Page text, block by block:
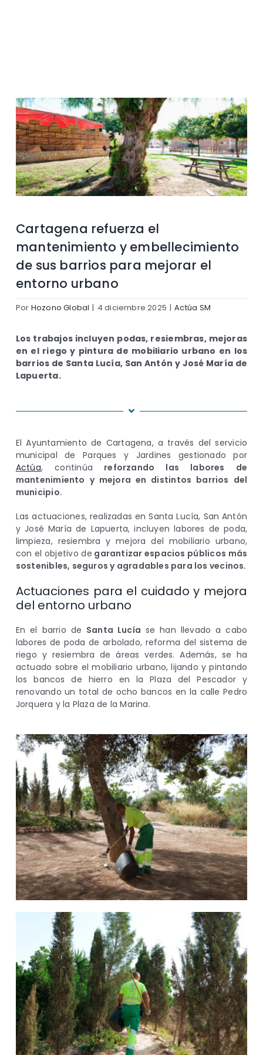
Cartagena refuerza el
mantenimiento y embellecimiento
de sus barrios para mejorar el
entorno urbano
Por Hozono Global | 4 diciembre 2025 | Actúa SM
Los trabajos incluyen podas, resiembras, mejoras
en el riego y pintura de mobiliario urbano en los
barrios de Santa Lucía, San Antón y José María de
Lapuerta.
El Ayuntamiento de Cartagena, a través del servicio
municipal de Parques y Jardines gestionado por
Actúa, continúa reforzando las labores de
mantenimiento y mejora en distintos barrios del
municipio.
Las actuaciones, realizadas en Santa Lucía, San Antón
y José María de Lapuerta, incluyen labores de poda,
limpieza, resiembra y mejora del mobiliario urbano,
con el objetivo de garantizar espacios públicos más
sostenibles, seguros y agradables para los vecinos.
Actuaciones para el cuidado y mejora
del entorno urbano
En el barrio de Santa Lucía se han llevado a cabo
labores de poda de arbolado, reforma del sistema de
riego y resiembra de áreas verdes. Además, se ha
actuado sobre el mobiliario urbano, lijando y pintando
los bancos de hierro en la Plaza del Pescador y
renovando un total de ocho bancos en la calle Pedro
Jorquera y la Plaza de la Marina.